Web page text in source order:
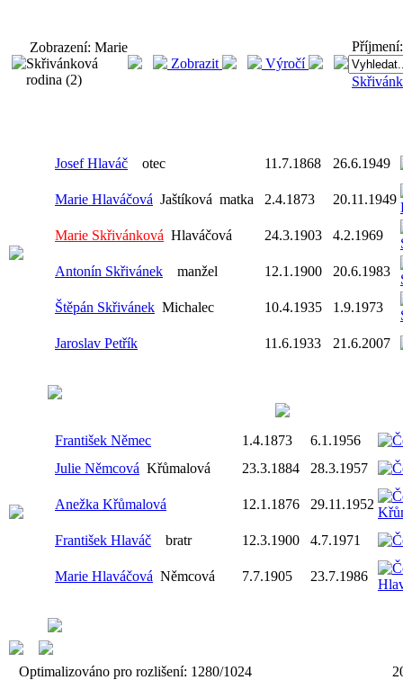
Zobrazení: Marie
Skřivánková
rodina (2)
Zobrazit Výročí
Příjmení:
Josef Hlaváč otec 11.7.1868 26.6.1949
Marie Hlaváčová Jaštíková matka 2.4.1873 20.11.1949
Marie Skřivánková Hlaváčová 24.3.1903 4.2.1969
Antonín Skřivánek manžel 12.1.1900 20.6.1983
Štěpán Skřivánek Michalec 10.4.1935 1.9.1973
Jaroslav Petřík 11.6.1933 21.6.2007
František Němec 1.4.1873
6.1.1956
Julie Němcová Křůmalová 23.3.1884 28.3.1957
Anežka Křůmalová 12.1.1876 29.11.1952
František Hlaváč bratr 12.3.1900 4.7.1971
Marie Hlaváčová Němcová 7.7.1905 23.7.1986
Optimalizováno pro rozlišení: 1280/1024